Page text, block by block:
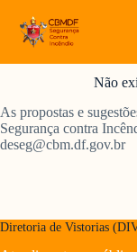
para
Não
As propostas e
Segurança contra
deseg@cbm.df.gov.br
Diretoria de Vistorias